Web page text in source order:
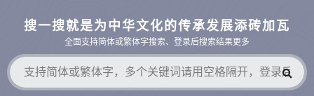
搜一搜就是为中华文化的传承发展添砖加瓦
全面支持简体或繁体字搜索、登录后搜索结果更多